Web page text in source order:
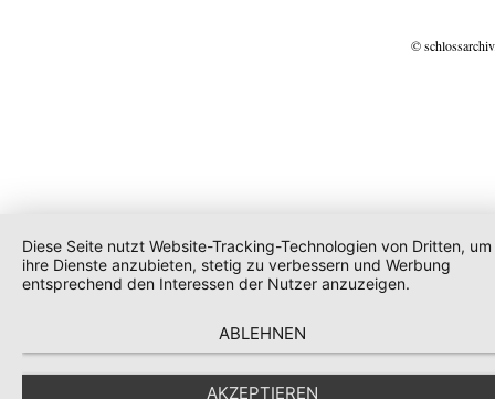
©
Diese Seite nutzt Website-Tracking-Technologien von Dritten, um
ihre Dienste anzubieten, stetig zu verbessern und Werbung
entsprechend den Interessen der Nutzer anzuzeigen.
ABLEHNEN
AKZEPTIEREN